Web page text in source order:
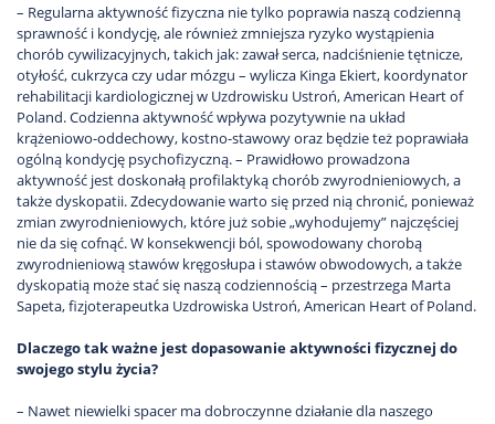
– Regularna aktywność fizyczna nie tylko poprawia naszą codzienną
sprawność i kondycję, ale również zmniejsza ryzyko wystąpienia
chorób cywilizacyjnych, takich jak: zawał serca, nadciśnienie tętnicze,
otyłość, cukrzyca czy udar mózgu – wylicza Kinga Ekiert, koordynator
rehabilitacji kardiologicznej w Uzdrowisku Ustroń, American Heart of
Poland. Codzienna aktywność wpływa pozytywnie na układ
krążeniowo-oddechowy, kostno-stawowy oraz będzie też poprawiała
ogólną kondycję psychofizyczną. – Prawidłowo prowadzona
aktywność jest doskonałą profilaktyką chorób zwyrodnieniowych, a
także dyskopatii. Zdecydowanie warto się przed nią chronić, ponieważ
zmian zwyrodnieniowych, które już sobie „wyhodujemy” najczęściej
nie da się cofnąć. W konsekwencji ból, spowodowany chorobą
zwyrodnieniową stawów kręgosłupa i stawów obwodowych, a także
dyskopatią może stać się naszą codziennością – przestrzega Marta
Sapeta, fizjoterapeutka Uzdrowiska Ustroń, American Heart of Poland.
Dlaczego tak ważne jest dopasowanie aktywności fizycznej do
swojego stylu życia?
– Nawet niewielki spacer ma dobroczynne działanie dla naszego